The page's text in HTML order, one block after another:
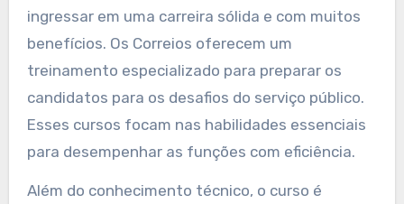
ingressar em uma carreira sólida e com muitos
benefícios. Os Correios oferecem um
treinamento especializado para preparar os
candidatos para os desafios do serviço público.
Esses cursos focam nas habilidades essenciais
para desempenhar as funções com eficiência.
Além do conhecimento técnico, o curso é